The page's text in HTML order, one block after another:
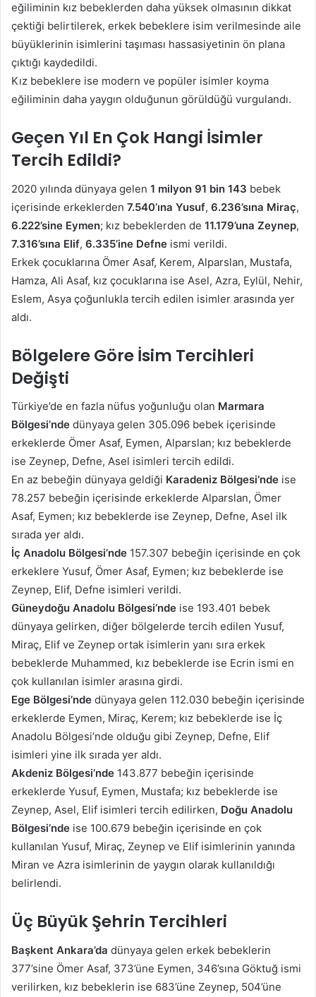
eğiliminin kız bebeklerden daha yüksek olmasının dikkat
çektiği belirtilerek, erkek bebeklere isim verilmesinde aile
büyüklerinin isimlerini taşıması hassasiyetinin ön plana
çıktığı kaydedildi.
Kız bebeklere ise modern ve popüler isimler koyma
eğiliminin daha yaygın olduğunun görüldüğü vurgulandı.
Geçen Yıl En Çok Hangi İsimler
Tercih Edildi?
2020 yılında dünyaya gelen 1 milyon 91 bin 143 bebek
içerisinde erkeklerden 7.540’ına Yusuf, 6.236’sına Miraç,
6.222’sine Eymen; kız bebeklerden de 11.179’una Zeynep,
7.316’sına Elif, 6.335’ine Defne ismi verildi.
Erkek çocuklarına Ömer Asaf, Kerem, Alparslan, Mustafa,
Hamza, Ali Asaf, kız çocuklarına ise Asel, Azra, Eylül, Nehir,
Eslem, Asya çoğunlukla tercih edilen isimler arasında yer
aldı.
Bölgelere Göre İsim Tercihleri
Değişti
Türkiye’de en fazla nüfus yoğunluğu olan Marmara
Bölgesi’nde dünyaya gelen 305.096 bebek içerisinde
erkeklerde Ömer Asaf, Eymen, Alparslan; kız bebeklerde
ise Zeynep, Defne, Asel isimleri tercih edildi.
En az bebeğin dünyaya geldiği Karadeniz Bölgesi’nde ise
78.257 bebeğin içerisinde erkeklerde Alparslan, Ömer
Asaf, Eymen; kız bebeklerde ise Zeynep, Defne, Asel ilk
sırada yer aldı.
İç Anadolu Bölgesi’nde 157.307 bebeğin içerisinde en çok
erkeklere Yusuf, Ömer Asaf, Eymen; kız bebeklerde ise
Zeynep, Elif, Defne isimleri verildi.
Güneydoğu Anadolu Bölgesi’nde ise 193.401 bebek
dünyaya gelirken, diğer bölgelerde tercih edilen Yusuf,
Miraç, Elif ve Zeynep ortak isimlerin yanı sıra erkek
bebeklerde Muhammed, kız bebeklerde ise Ecrin ismi en
çok kullanılan isimler arasına girdi.
Ege Bölgesi’nde dünyaya gelen 112.030 bebeğin içerisinde
erkeklerde Eymen, Miraç, Kerem; kız bebeklerde ise İç
Anadolu Bölgesi’nde olduğu gibi Zeynep, Defne, Elif
isimleri yine ilk sırada yer aldı.
Akdeniz Bölgesi’nde 143.877 bebeğin içerisinde
erkeklerde Yusuf, Eymen, Mustafa; kız bebeklerde ise
Zeynep, Asel, Elif isimleri tercih edilirken, Doğu Anadolu
Bölgesi’nde ise 100.679 bebeğin içerisinde en çok
kullanılan Yusuf, Miraç, Zeynep ve Elif isimlerinin yanında
Miran ve Azra isimlerinin de yaygın olarak kullanıldığı
belirlendi.
Üç Büyük Şehrin Tercihleri
Başkent Ankara’da dünyaya gelen erkek bebeklerin
377’sine Ömer Asaf, 373’üne Eymen, 346’sına Göktuğ ismi
verilirken, kız bebeklerin ise 683’üne Zeynep, 504’üne